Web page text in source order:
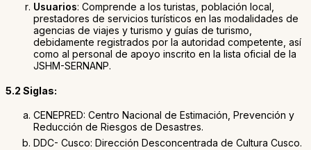
Usuarios: Comprende a los turistas, población local,
prestadores de servicios turísticos en las modalidades de
agencias de viajes y turismo y guías de turismo,
debidamente registrados por la autoridad competente, así
como al personal de apoyo inscrito en la lista oficial de la
JSHM-SERNANP.
5.2 Siglas:
CENEPRED: Centro Nacional de Estimación, Prevención y
Reducción de Riesgos de Desastres.
DDC- Cusco: Dirección Desconcentrada de Cultura Cusco.